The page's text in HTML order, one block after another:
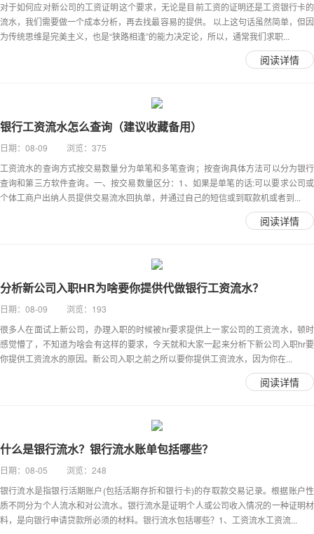
对于如何应对新公司的工资证明这个要求，无论是目前工资的证明还是工资银行卡的
流水，我们需要做一个成本分析，再去找最容易的提供。 以上这句话虽然简单，但因
为传统思维是完美主义，也是“狭路相逢”的能力决定论，所以，通常我们求职...
阅读详情
银行工资流水怎么查询（建议收藏备用）
日期：08-09 浏览：375
工资流水的查询方式按交易数量分为单笔和多笔查询；按查询具体方法可以分为银行
查询和第三方软件查询。一、按交易数量区分：1、如果是单笔的话:可以要求公司或
个体工商户出纳人员提供交易流水回执单，并通过自己的短信或到取款机或者到...
阅读详情
分析新公司入职HR为啥要你提供代做银行工资流水？
日期：08-09 浏览：193
很多人在面试上新公司，办理入职的时候被hr要求提供上一家公司的工资流水，顿时
感觉懵了，不知道为啥会有这样的要求，今天就和大家一起来分析下新公司入职hr要
你提供工资流水的原因。新公司入职之前之所以要你提供工资流水，因为你在...
阅读详情
什么是银行流水？银行流水账单包括哪些？
日期：08-05 浏览：248
银行流水是指银行活期账户(包括活期存折和银行卡)的存取款交易记录。根据账户性
质不同分为个人流水和对公流水。银行流水是证明个人或公司收入情况的一种证明材
料，是向银行申请贷款所必须的材料。银行流水包括哪些？1、工资流水工资流...